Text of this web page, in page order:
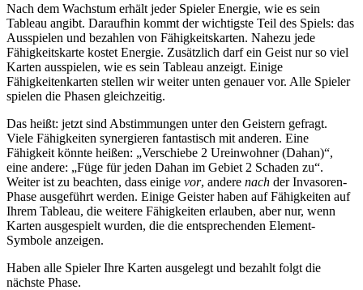
Nach dem Wachstum erhält jeder Spieler Energie, wie es sein
Tableau angibt. Daraufhin kommt der wichtigste Teil des Spiels: das
Ausspielen und bezahlen von Fähigkeitskarten. Nahezu jede
Fähigkeitskarte kostet Energie. Zusätzlich darf ein Geist nur so viel
Karten ausspielen, wie es sein Tableau anzeigt. Einige
Fähigkeitenkarten stellen wir weiter unten genauer vor. Alle Spieler
spielen die Phasen gleichzeitig.
Das heißt: jetzt sind Abstimmungen unter den Geistern gefragt.
Viele Fähigkeiten synergieren fantastisch mit anderen. Eine
Fähigkeit könnte heißen: „Verschiebe 2 Ureinwohner (Dahan)“,
eine andere: „Füge für jeden Dahan im Gebiet 2 Schaden zu“.
Weiter ist zu beachten, dass einige vor, andere nach der Invasoren-
Phase ausgeführt werden. Einige Geister haben auf Fähigkeiten auf
Ihrem Tableau, die weitere Fähigkeiten erlauben, aber nur, wenn
Karten ausgespielt wurden, die die entsprechenden Element-
Symbole anzeigen.
Haben alle Spieler Ihre Karten ausgelegt und bezahlt folgt die
nächste Phase.